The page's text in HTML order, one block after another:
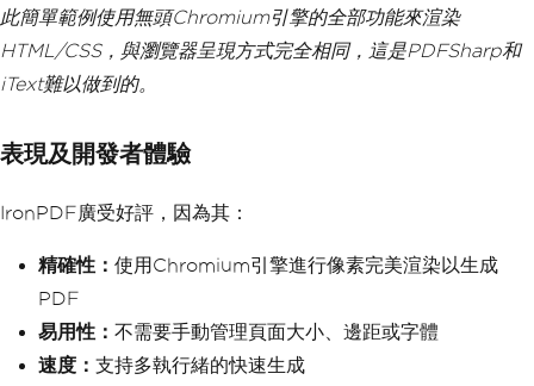
此簡單範例使用無頭Chromium引擎的全部功能來渲染
HTML/CSS，與瀏覽器呈現方式完全相同，這是PDFSharp和
iText難以做到的。
表現及開發者體驗
IronPDF廣受好評，因為其：
精確性： 使用Chromium引擎進行像素完美渲染以生成
PDF
易用性： 不需要手動管理頁面大小、邊距或字體
速度： 支持多執行緒的快速生成